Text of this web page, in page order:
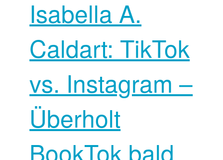
Isabella A.
Caldart: TikTok
vs. Instagram –
Überholt
BookTok bald